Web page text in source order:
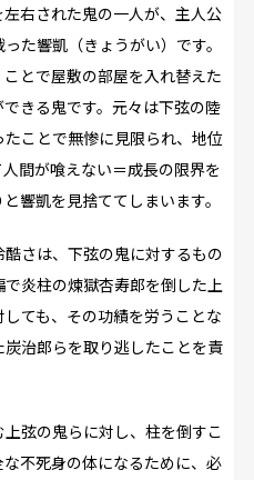
右された鬼の一人が、主人公
た響凱（きょうがい）です。
とで屋敷の部屋を入れ替えた
きる鬼です。元々は下弦の陸
ことで無惨に見限られ、地位
間が喰えない＝成長の限界を
響凱を見捨ててしまいます。
さは、下弦の鬼に対するもの
炎柱の煉獄杏寿郎を倒した上
ても、その功績を労うことな
治郎らを取り逃したことを責
弦の鬼らに対し、柱を倒すこ
不死身の体になるために、必